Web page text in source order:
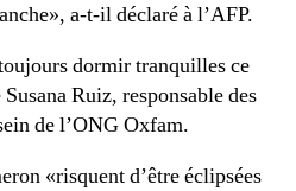
a-t-il déclaré à l’AFP.
dormir tranquilles ce
Ruiz, responsable des
de l’ONG Oxfam.
«risquent d’être éclipsées